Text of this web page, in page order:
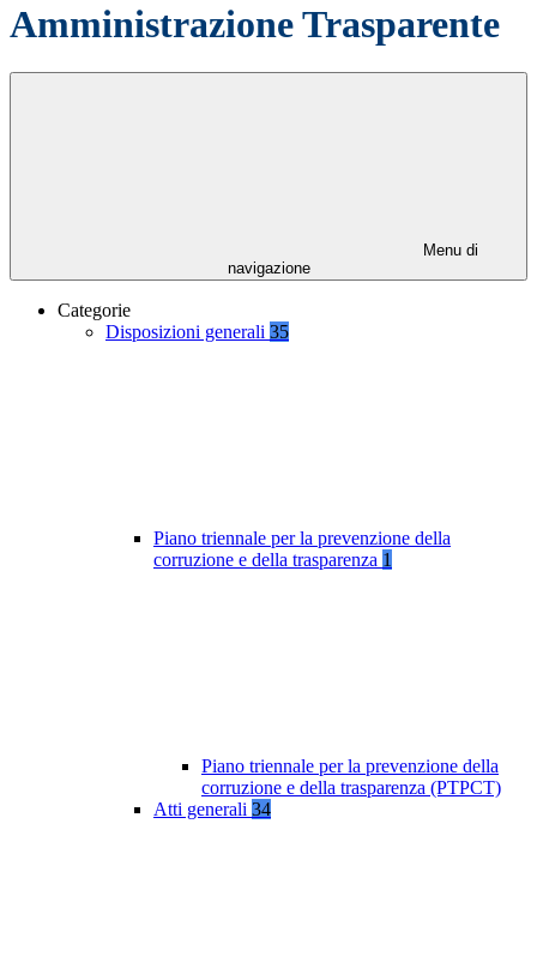
Amministrazione Trasparente
Menu di
navigazione
Categorie
Disposizioni generali 35
Piano triennale per la prevenzione della
corruzione e della trasparenza 1
Piano triennale per la prevenzione della
corruzione e della trasparenza (PTPCT)
Atti generali 34